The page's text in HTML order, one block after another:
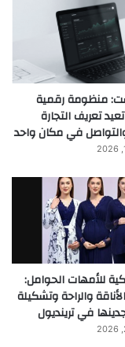
منظومة رقمية
تعريف التجارة
في مكان واحد
للأمهات الحوامل:
والراحة وتشكيلة
في ترينديول